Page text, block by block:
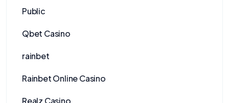
Public
Qbet Casino
rainbet
Rainbet Online Casino